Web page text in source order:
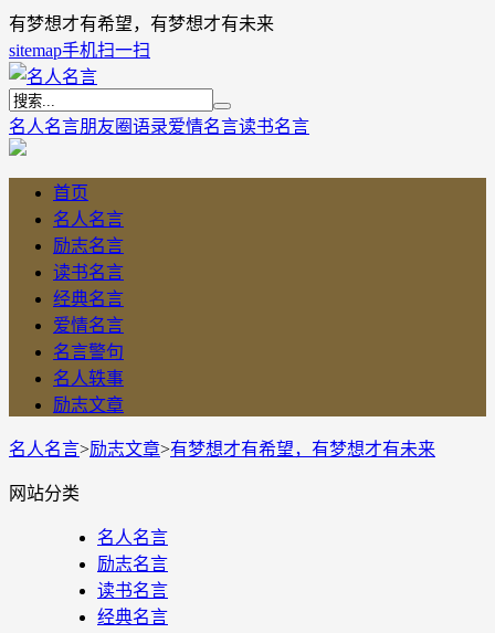
有梦想才有希望，有梦想才有未来
sitemap手机扫一扫
名人名言朋友圈语录爱情名言读书名言
首页
名人名言
励志名言
读书名言
经典名言
爱情名言
名言警句
名人轶事
励志文章
名人名言>励志文章>有梦想才有希望，有梦想才有未来
网站分类
名人名言
励志名言
读书名言
经典名言